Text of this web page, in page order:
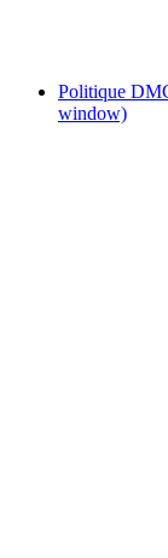
Politique
window)